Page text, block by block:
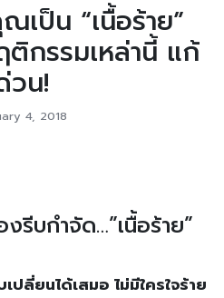
เป็น “เนื้อร้าย”
กรรมเหล่านี้ แก้
วน!
4, 2018
บกำจัด…”เนื้อร้าย”
ลี่ยนได้เสมอ ไม่มีใครใจร้าย